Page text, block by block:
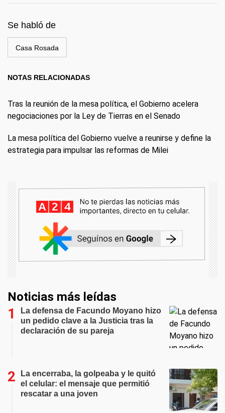
Se habló de
Casa Rosada
NOTAS RELACIONADAS
Tras la reunión de la mesa política, el Gobierno acelera
negociaciones por la Ley de Tierras en el Senado
La mesa política del Gobierno vuelve a reunirse y define la
estrategia para impulsar las reformas de Milei
Noticias más leídas
La defensa de Facundo Moyano hizo
un pedido clave a la Justicia tras la
declaración de su pareja
La encerraba, la golpeaba y le quitó
el celular: el mensaje que permitió
rescatar a una joven